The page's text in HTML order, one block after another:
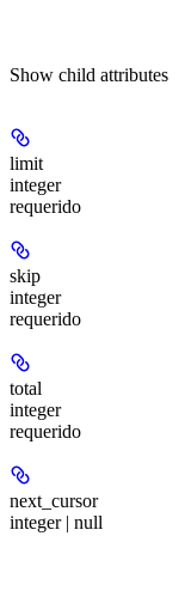
Show child attributes
limit
integer
requerido
skip
integer
requerido
total
integer
requerido
next_cursor
integer | null